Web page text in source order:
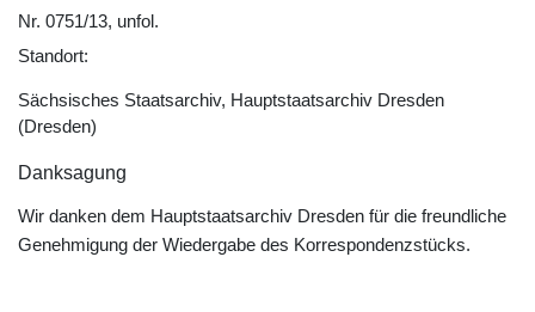
Nr. 0751/13, unfol.
Standort:
Sächsisches Staatsarchiv, Hauptstaatsarchiv Dresden
(Dresden)
Danksagung
Wir danken dem Hauptstaatsarchiv Dresden für die freundliche
Genehmigung der Wiedergabe des Korrespondenzstücks.